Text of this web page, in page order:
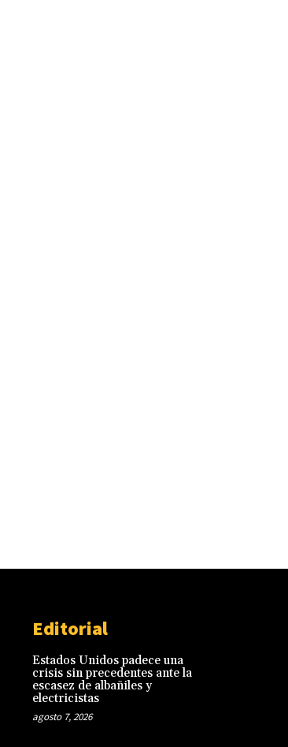
Editorial
Estados Unidos padece una
crisis sin precedentes ante la
escasez de albañiles y
electricistas
agosto 7, 2026